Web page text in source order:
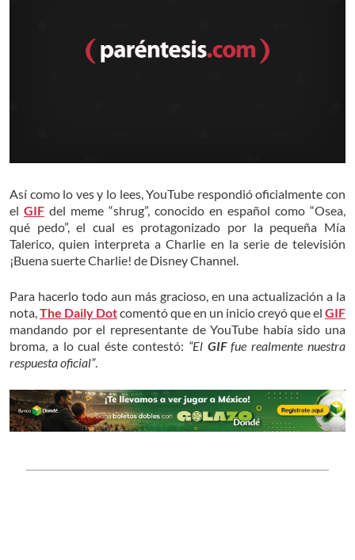
Así como lo ves y lo lees, YouTube respondió oficialmente con
el GIF del meme “shrug”, conocido en español como “Osea,
qué pedo”, el cual es protagonizado por la pequeña Mía
Talerico, quien interpreta a Charlie en la serie de televisión
¡Buena suerte Charlie! de Disney Channel.
Para hacerlo todo aun más gracioso, en una actualización a la
nota,The Daily Dotcomentó que en un inicio creyó que el GIF
mandando por el representante de YouTube había sido una
broma, a lo cual éste contestó: “El GIFfue realmentenuestra
respuesta oficial”.